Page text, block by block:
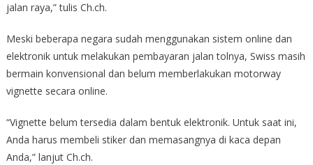
jalan raya,” tulis Ch.ch.
Meski beberapa negara sudah menggunakan sistem online dan
elektronik untuk melakukan pembayaran jalan tolnya, Swiss masih
bermain konvensional dan belum memberlakukan motorway
vignette secara online.
“Vignette belum tersedia dalam bentuk elektronik. Untuk saat ini,
Anda harus membeli stiker dan memasangnya di kaca depan
Anda,” lanjut Ch.ch.